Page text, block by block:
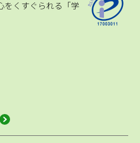
をくすぐられる「学